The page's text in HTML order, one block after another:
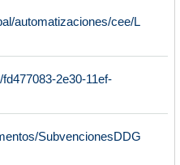
automatizaciones/cee/L
2e30-11ef-
SubvencionesDDG